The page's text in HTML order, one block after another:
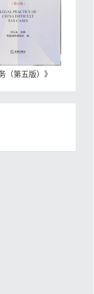
第五版） 》